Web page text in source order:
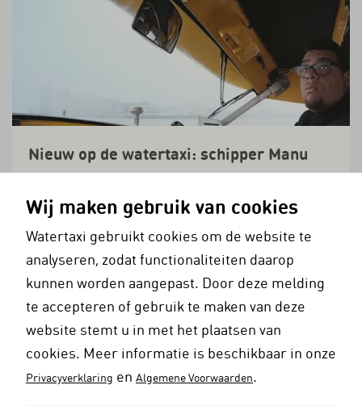
Nieuw op de watertaxi: schipper Manu
Lees verder
Wij maken gebruik van cookies
Watertaxi gebruikt cookies om de website te
analyseren, zodat functionaliteiten daarop
kunnen worden aangepast. Door deze melding
te accepteren of gebruik te maken van deze
website stemt u in met het plaatsen van
cookies. Meer informatie is beschikbaar in onze
Privacyverklaring en Algemene Voorwaarden.